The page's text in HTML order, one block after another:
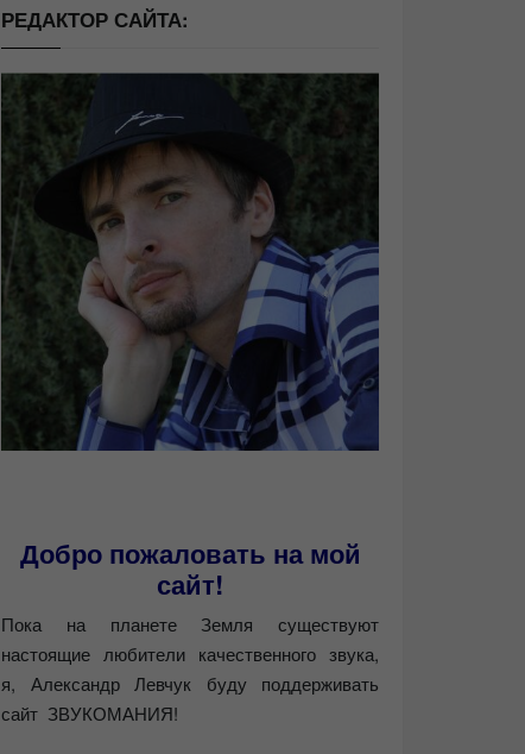
РЕДАКТОР САЙТА:
Добро пожаловать на мой
сайт!
Пока на планете Земля существуют
настоящие любители качественного звука,
я, Александр Левчук буду поддерживать
сайт ЗВУКОМАНИЯ!